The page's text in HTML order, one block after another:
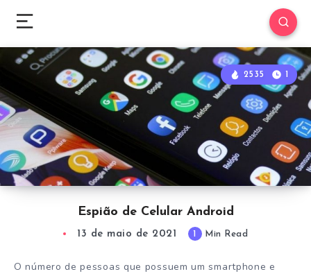
Espião de Celular Android
2535 1
13 de maio de 2021 1 Min Read
O número de pessoas que possuem um smartphone e